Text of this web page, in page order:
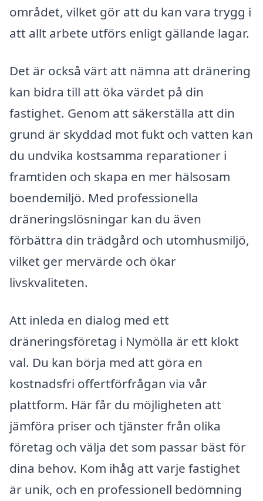
området, vilket gör att du kan vara trygg i
att allt arbete utförs enligt gällande lagar.
Det är också värt att nämna att dränering
kan bidra till att öka värdet på din
fastighet. Genom att säkerställa att din
grund är skyddad mot fukt och vatten kan
du undvika kostsamma reparationer i
framtiden och skapa en mer hälsosam
boendemiljö. Med professionella
dräneringslösningar kan du även
förbättra din trädgård och utomhusmiljö,
vilket ger mervärde och ökar
livskvaliteten.
Att inleda en dialog med ett
dräneringsföretag i Nymölla är ett klokt
val. Du kan börja med att göra en
kostnadsfri offertförfrågan via vår
plattform. Här får du möjligheten att
jämföra priser och tjänster från olika
företag och välja det som passar bäst för
dina behov. Kom ihåg att varje fastighet
är unik, och en professionell bedömning